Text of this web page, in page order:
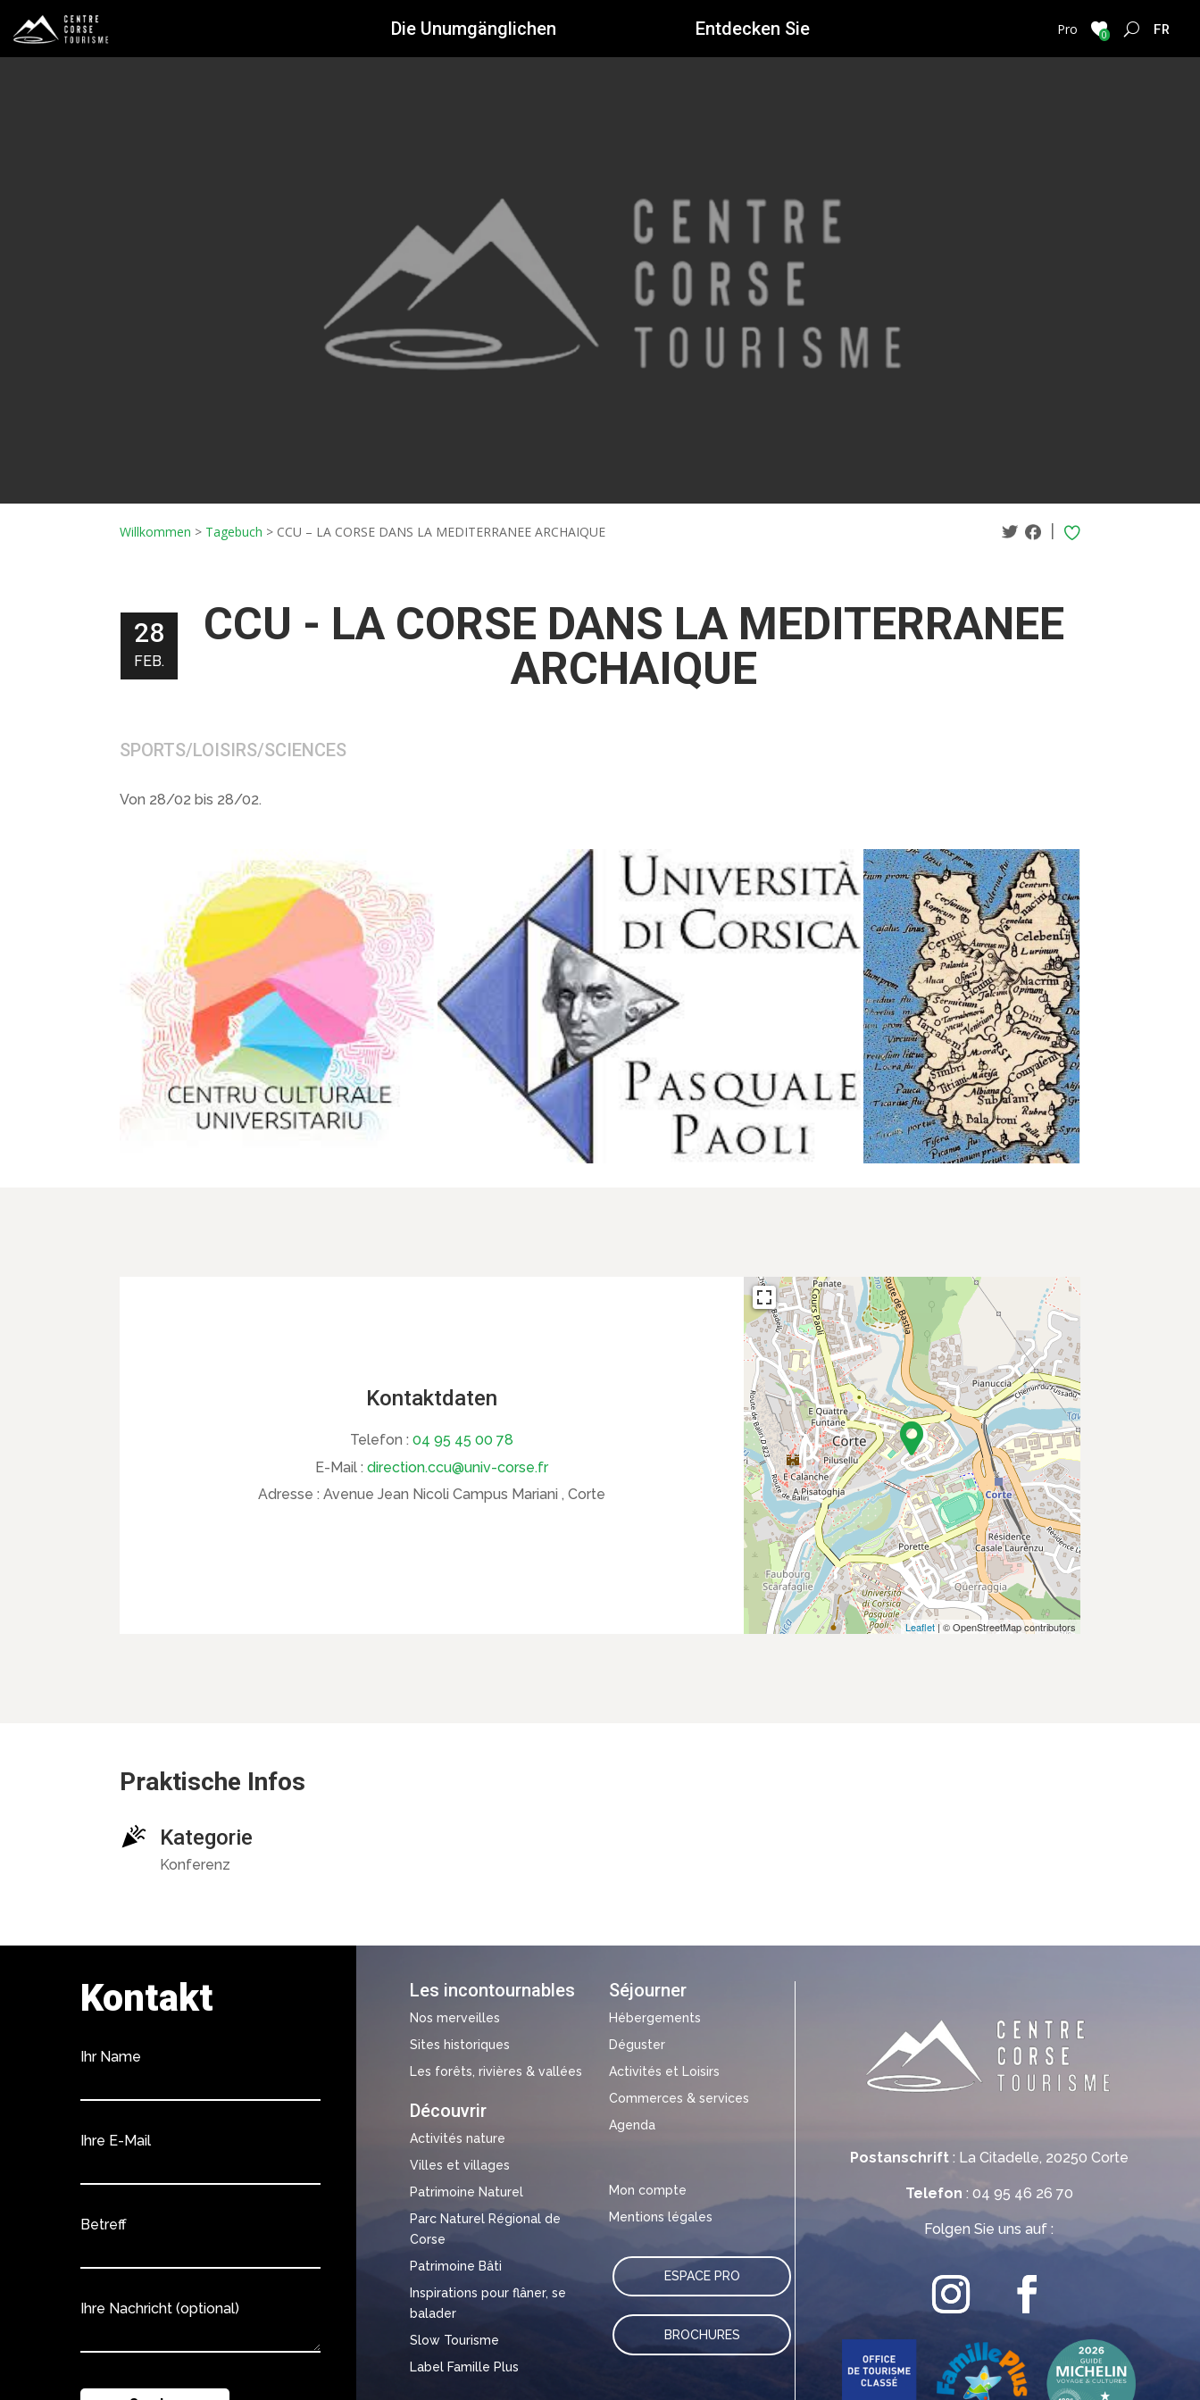
Die Unumgänglichen Entdecken Sie Pro 0
Willkommen > Tagebuch > CCU – LA CORSE DANS LA MEDITERRANEE ARCHAIQUE |
28
FEB.
CCU - LA CORSE DANS LA MEDITERRANEE
ARCHAIQUE
SPORTS/LOISIRS/SCIENCES
Von 28/02 bis 28/02.
Kontaktdaten
Telefon :04 95 45 00 78
E-Mail :direction.ccu@univ-corse.fr
Adresse :Avenue Jean Nicoli Campus Mariani , Corte
Leaflet| © OpenStreetMap contributors
Praktische Infos
Kategorie
Konferenz
Postanschrift: La Citadelle, 20250 Corte
Telefon : 04 95 46 26 70
Folgen Sie uns auf :
Les incontournables
Nos merveilles
Sites historiques
Les forêts, rivières & vallées
Découvrir
Activités nature
Villes et villages
Patrimoine Naturel
Parc Naturel Régional de
Corse
Patrimoine Bâti
Inspirations pour flâner, se
balader
Slow Tourisme
Label Famille Plus
Séjourner
Hébergements
Déguster
Activités et Loisirs
Commerces & services
Agenda
Mon compte
Mentions légales
ESPACE PRO
BROCHURES
Kontakt
Ihr Name
Ihre E-Mail
Betreff
Ihre Nachricht (optional)